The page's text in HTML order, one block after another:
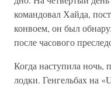
командовал Хайда,
конвоем, он был
после часового
Когда наступила ночь,
лодки. Генгельбах на